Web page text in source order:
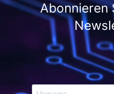
Abonnieren